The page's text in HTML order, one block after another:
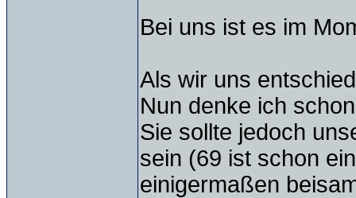
Bei uns ist es im
Als wir uns
Nun denke ich
Sie sollte jedoch
sein (69 ist schon
einigermaßen